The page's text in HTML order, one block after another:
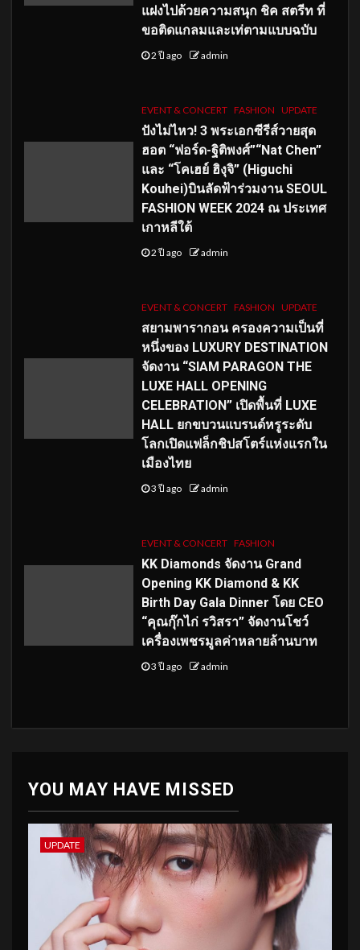
แฝงไปด้วยความสนุก ชิค สตรีท ที่
ขอติดแกลมและเท่ตามแบบฉบับ
2 ปี ago admin
EVENT & CONCERT FASHION UPDATE
ปังไม่ไหว! 3 พระเอกซีรีส์วายสุด
ฮอต “ฟอร์ด-ฐิติพงศ์”“Nat Chen”
และ “โคเฮย์ ฮิงุจิ” (Higuchi
Kouhei)บินลัดฟ้าร่วมงาน SEOUL
FASHION WEEK 2024 ณ ประเทศ
เกาหลีใต้
2 ปี ago admin
EVENT & CONCERT FASHION UPDATE
สยามพารากอน ครองความเป็นที่
หนึ่งของ LUXURY DESTINATION
จัดงาน “SIAM PARAGON THE
LUXE HALL OPENING
CELEBRATION” เปิดพื้นที่ LUXE
HALL ยกขบวนแบรนด์หรูระดับ
โลกเปิดแฟล็กชิปสโตร์แห่งแรกใน
เมืองไทย
3 ปี ago admin
EVENT & CONCERT FASHION
KK Diamonds จัดงาน Grand
Opening KK Diamond & KK
Birth Day Gala Dinner โดย CEO
“คุณกุ๊กไก่ รวิสรา” จัดงานโชว์
เครื่องเพชรมูลค่าหลายล้านบาท
3 ปี ago admin
YOU MAY HAVE MISSED
UPDATE